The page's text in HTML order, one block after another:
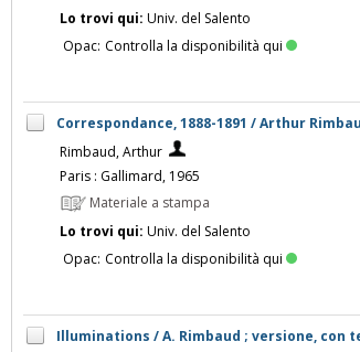
Lo trovi qui: Univ. del Salento
Opac: Controlla la disponibilità qui
Correspondance, 1888-1891 / Arthur
Rimbaud, Arthur
Paris : Gallimard, 1965
Materiale a stampa
Lo trovi qui: Univ. del Salento
Opac: Controlla la disponibilità qui
Illuminations / A. Rimbaud ; versione,